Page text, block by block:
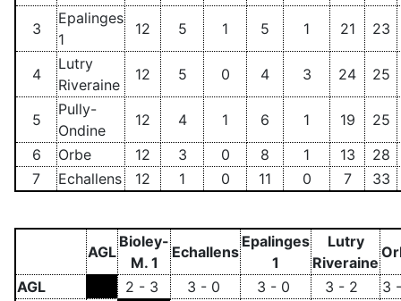
3
Epalinges
1
12 5 1 5 1 21 23
4
Lutry
Riveraine
12 5 0 4 3 24 25
5
Pully-
Ondine
12 4 1 6 1 19
25
6
Orbe 12 3 0 8 1 13
28
7
Echallens 12 1 0 11 0 7 33
AGL
Bioley-
M. 1
Echallens
Epalinges
1
Lutry
Riveraine
AGL
2 - 3 3 - 0 3 - 0 3 - 2
3